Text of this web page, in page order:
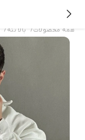
همه محصولات/ بالا تنه /